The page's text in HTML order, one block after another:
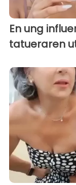
En ung
tatueraren